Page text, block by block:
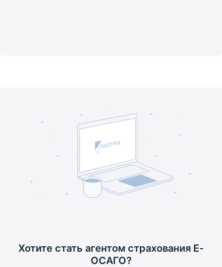
Хотите стать агентом страхования Е-
ОСАГО?